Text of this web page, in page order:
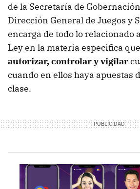
de la Secretaría de
Dirección General de Juegos y
encarga de todo lo relacionado
Ley en la materia especifica
autorizar, controlar y vigilar
cuando en ellos haya apuestas
clase.